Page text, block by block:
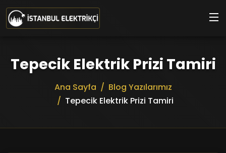
Ana içeriğe geç
Tepecik Elektrik Prizi Tamiri
Ana Sayfa
Blog Yazılarımız
Tepecik Elektrik Prizi Tamiri